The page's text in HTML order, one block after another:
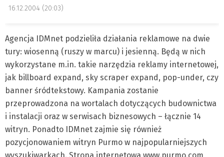
16.12.2004 (20:03)
Agencja IDMnet podzieliła działania reklamowe na dwie
tury: wiosenną (ruszy w marcu) i jesienną. Będą w nich
wykorzystane m.in. takie narzędzia reklamy internetowej,
jak billboard expand, sky scraper expand, pop-under, czy
banner śródtekstowy. Kampania zostanie
przeprowadzona na wortalach dotyczących budownictwa
i instalacji oraz w serwisach biznesowych – łącznie 14
witryn. Ponadto IDMnet zajmie się również
pozycjonowaniem witryn Purmo w najpopularniejszych